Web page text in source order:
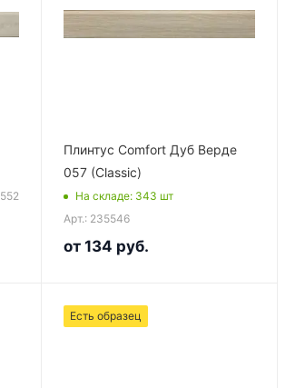
Плинтус Comfort Дуб Верде
057 (Classic)
На складе: 343 шт
Арт.: 235546
от134 руб.
Есть образец